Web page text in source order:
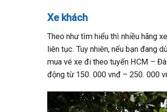
Xe khách
Theo như tìm hiểu thì nhiều hãng
liên tục. Tuy nhiên, nếu bạn đang
mua vé xe đi theo tuyến HCM –
động từ 150. 000 vnđ – 250. 000